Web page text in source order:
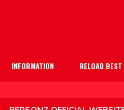
INFORMATION RELOAD BEST